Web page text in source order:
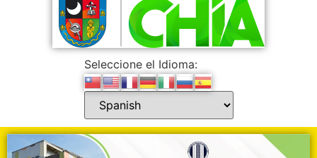
Seleccione el Idioma: